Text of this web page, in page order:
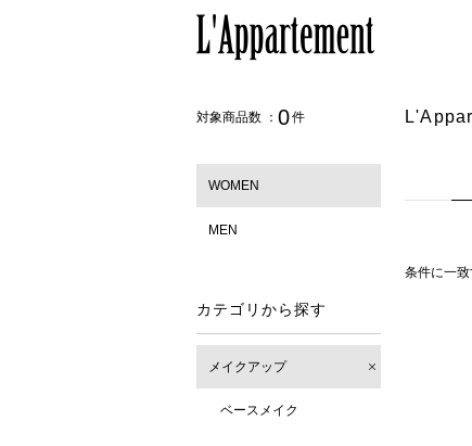
対象商品数 ： 0件
WOMEN
MEN
カテゴリから探す
メイクアップ
ベースメイク
条件に一